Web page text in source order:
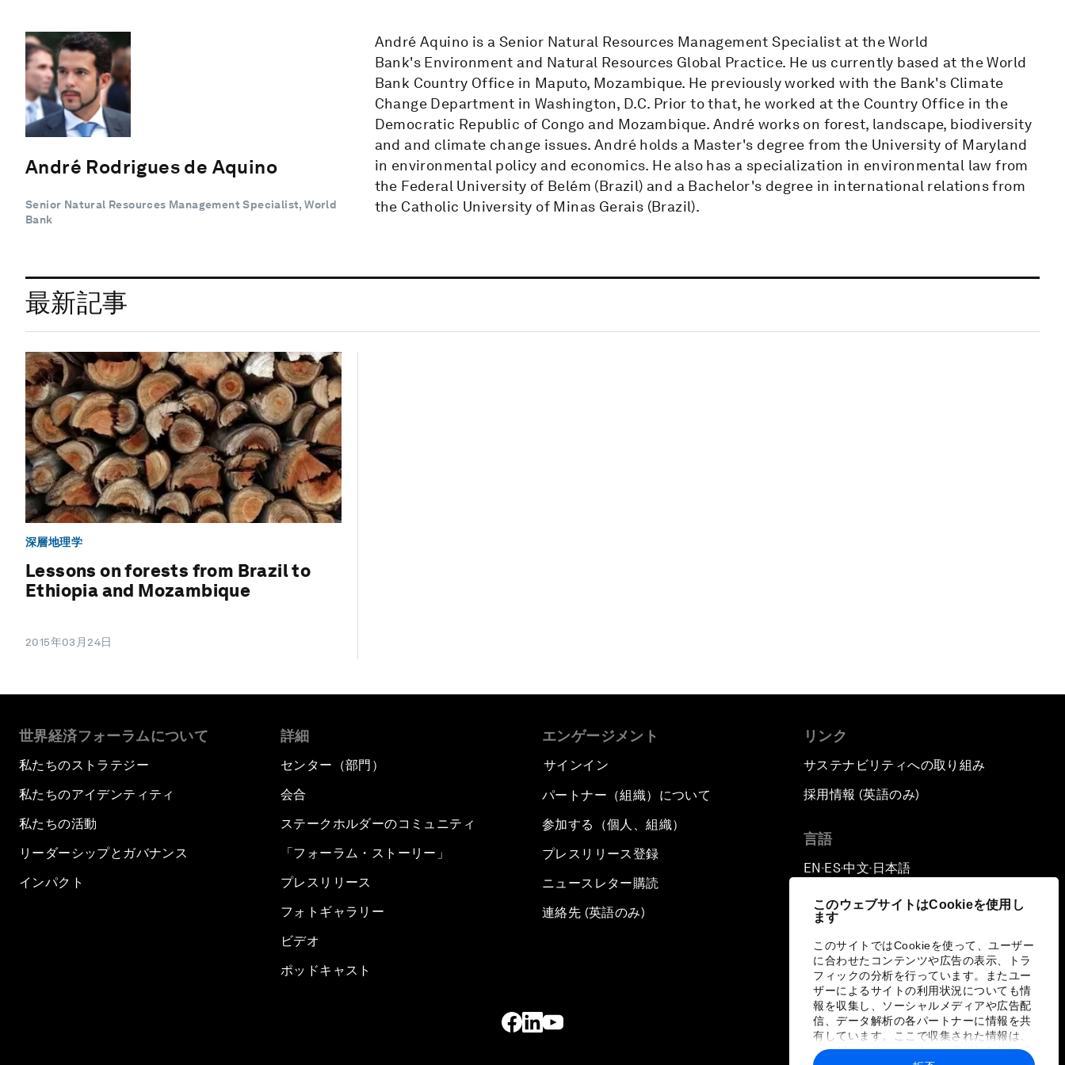
このウェブサイトはCookieを使用し
ます
このサイトではCookieを使って、ユーザー
に合わせたコンテンツや広告の表示、トラ
フィックの分析を行っています。またユー
ザーによるサイトの利用状況についても情
報を収集し、ソーシャルメディアや広告配
信、データ解析の各パートナーに情報を共
有しています。ここで収集された情報は、
ユーザーが各パートナーに提供した他の情
André Rodrigues de Aquino
Senior Natural Resources Management Specialist, World
Bank
André Aquino is a Senior Natural Resources Management Specialist at the World
Bank's Environment and Natural Resources Global Practice. He us currently based at the World
Bank Country Office in Maputo, Mozambique. He previously worked with the Bank's Climate
Change Department in Washington, D.C. Prior to that, he worked at the Country Office in the
Democratic Republic of Congo and Mozambique. André works on forest, landscape, biodiversity
and and climate change issues. André holds a Master's degree from the University of Maryland
in environmental policy and economics. He also has a specialization in environmental law from
the Federal University of Belém (Brazil) and a Bachelor's degree in international relations from
the Catholic University of Minas Gerais (Brazil).
最新記事
深層地理学
Lessons on forests from Brazil to
Ethiopia and Mozambique
2015年03月24日
世界経済フォーラムについて
私たちのストラテジー
私たちのアイデンティティ
私たちの活動
リーダーシップとガバナンス
インパクト
詳細
センター（部門）
会合
ステークホルダーのコミュニティ
「フォーラム・ストーリー」
プレスリリース
フォトギャラリー
ビデオ
ポッドキャスト
エンゲージメント
サインイン
パートナー（組織）について
参加する（個人、組織）
プレスリリース登録
ニュースレター購読
連絡先 (英語のみ)
リンク
サステナビリティへの取り組み
採用情報 (英語のみ)
言語
EN ▪ ES▪中文▪ 日本語